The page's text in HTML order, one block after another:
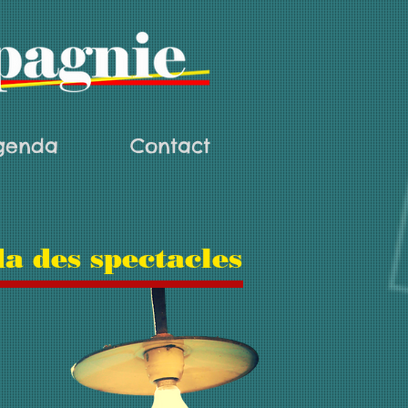
Contact
des spectacles